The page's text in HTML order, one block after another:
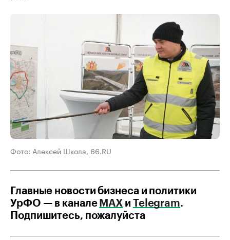
Фото: Алексей Школа, 66.RU
Главные новости бизнеса и политики
УрФО — в канале МАХ и Telegram.
Подпишитесь, пожалуйста